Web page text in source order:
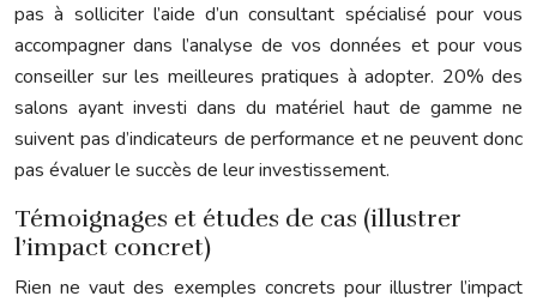
pas à solliciter l’aide d’un consultant spécialisé pour vous
accompagner dans l’analyse de vos données et pour vous
conseiller sur les meilleures pratiques à adopter. 20% des
salons ayant investi dans du matériel haut de gamme ne
suivent pas d’indicateurs de performance et ne peuvent donc
pas évaluer le succès de leur investissement.
Témoignages et études de cas (illustrer
l’impact concret)
Rien ne vaut des exemples concrets pour illustrer l’impact